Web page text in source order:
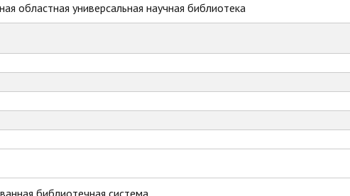
областная универсальная научная библиотека
библиотечная система